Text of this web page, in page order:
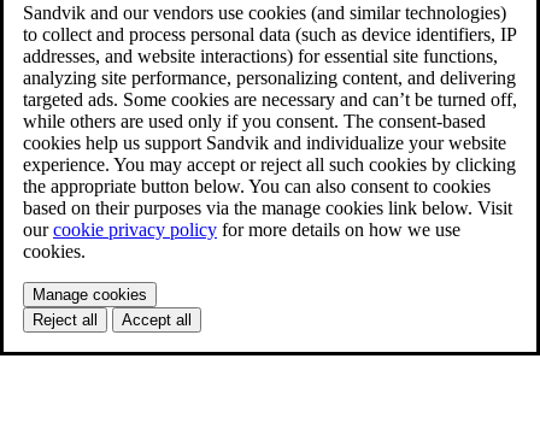
Sandvik and our vendors use cookies (and similar technologies)
to collect and process personal data (such as device identifiers, IP
addresses, and website interactions) for essential site functions,
analyzing site performance, personalizing content, and delivering
targeted ads. Some cookies are necessary and can’t be turned off,
while others are used only if you consent. The consent-based
cookies help us support Sandvik and individualize your website
experience. You may accept or reject all such cookies by clicking
the appropriate button below. You can also consent to cookies
based on their purposes via the manage cookies link below. Visit
ourcookie privacy policy for more details on how we use
cookies.
Manage cookies
Reject all
Accept all